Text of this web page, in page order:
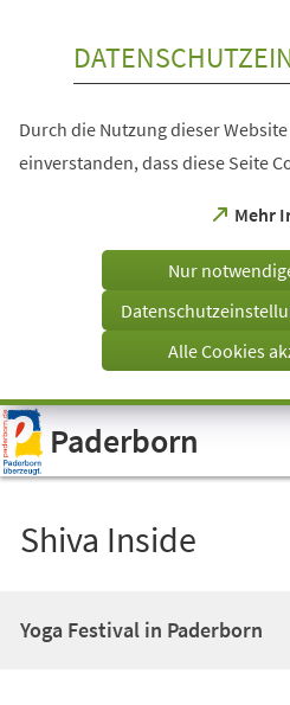
Visuelle
Assistenzsoftware
öffnen.
Durch die Nutzung dieser
einverstanden, dass diese Seite
Mehr
(Öffnet
einem
Tab)
Nur
Alle Cookies
Paderborn
Shiva Inside
Yoga Festival in Paderborn